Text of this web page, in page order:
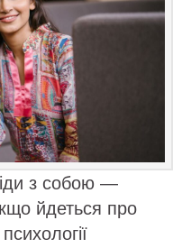
з собою —
йдеться про